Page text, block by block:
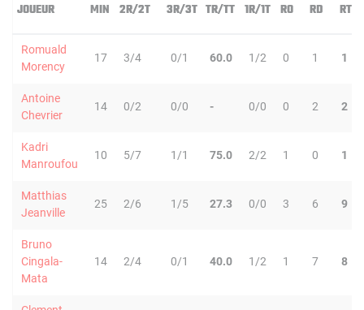
JOUEUR MIN 2R/2T 3R/3T TR/TT 1R/1T RO RD RT
Romuald
Morency
17 3/4 0/1 60.0 1/2 0 1 1
Antoine
Chevrier
14 0/2 0/0 - 0/0 0 2 2
Kadri
Manroufou
10 5/7 1/1 75.0 2/2 1 0 1
Matthias
Jeanville
25 2/6 1/5 27.3 0/0 3 6 9
Bruno
Cingala-
Mata
14 2/4 0/1 40.0 1/2 1 7 8